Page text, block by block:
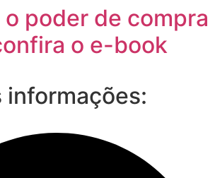
o poder de compra
o e-book
informações: